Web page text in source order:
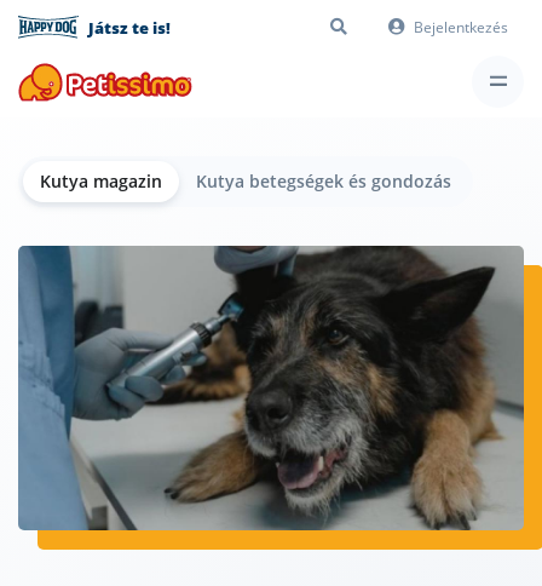
Játsz te is! Bejelentkezés
Kutya magazin Kutya betegségek és gondozás